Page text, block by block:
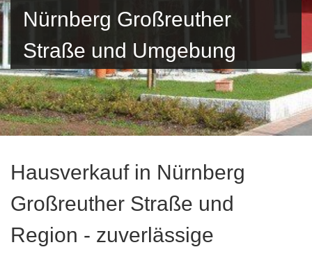
Nürnberg Großreuther
Straße und Umgebung
Hausverkauf in Nürnberg
Großreuther Straße und
Region - zuverlässige